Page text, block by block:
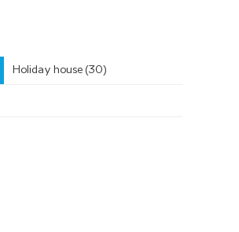
Holiday house (30)